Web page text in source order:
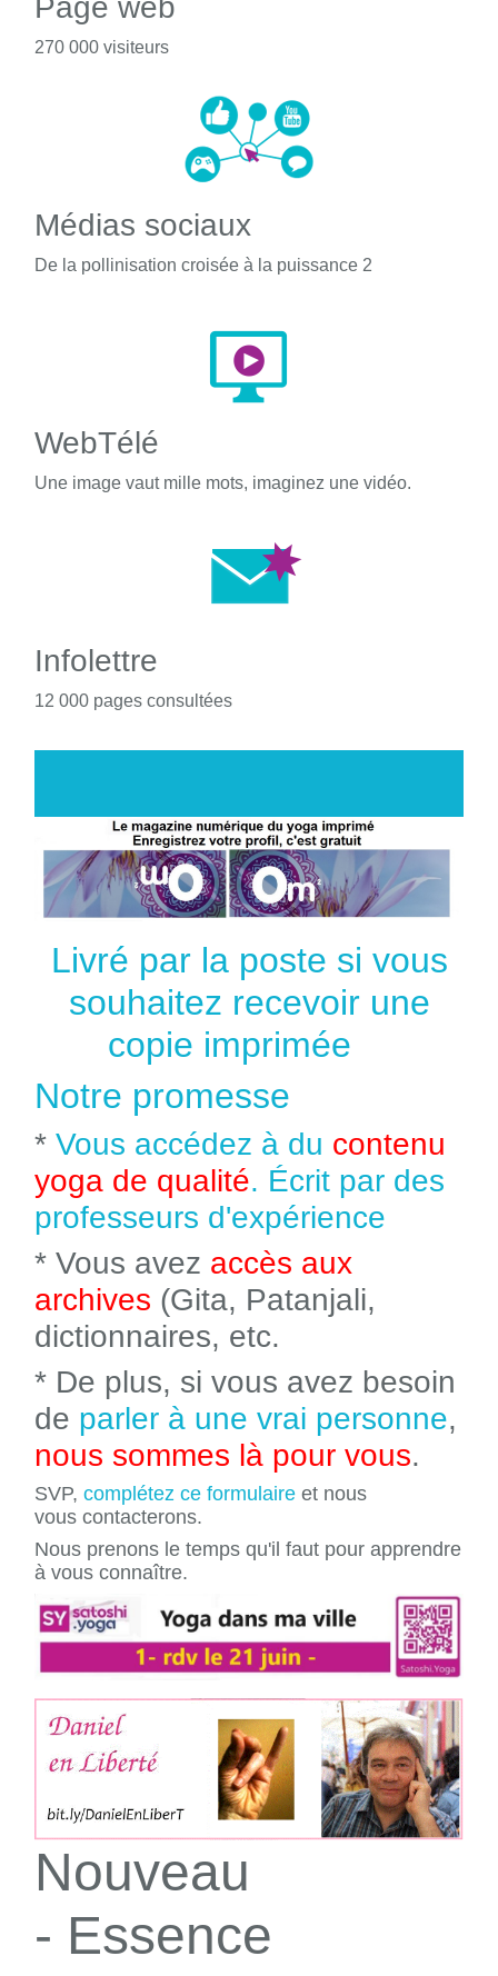
270 000 visiteurs
Médias sociaux
De la pollinisation croisée à la puissance 2
WebTélé
Une image vaut mille mots, imaginez une vidéo.
Infolettre
12 000 pages consultées
Livré par la poste si vous
souhaitez recevoir une
copie imprimée
Notre promesse
* Vous accédez à du contenu
yoga de qualité. Écrit par des
professeurs d'expérience
* Vous avez accès aux
archives (Gita, Patanjali,
dictionnaires, etc.
* De plus, si vous avez besoin
de parler à une vrai personne,
nous sommes là pour vous.
SVP, complétez ce formulaire et nous
vous contacterons.
Nous prenons le temps qu'il faut pour apprendre
à vous connaître.
Nouveau
- Essence